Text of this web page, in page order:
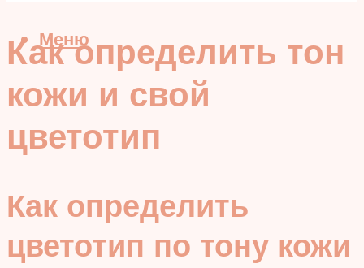
Меню
Как определить тон
кожи и свой
цветотип
Как определить
цветотип по тону кожи